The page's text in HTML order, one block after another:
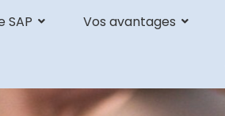
SAP Vos avantages